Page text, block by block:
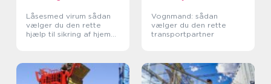
Låsesmed virum sådan
vælger du den rette
hjælp til sikring af hjem
Vognmand: sådan
vælger du den rette
transportpartner